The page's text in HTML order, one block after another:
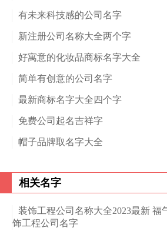
有未来科技感的公司名字
新注册公司名称大全两个字
好寓意的化妆品商标名字大全
简单有创意的公司名字
最新商标名字大全四个字
免费公司起名吉祥字
帽子品牌取名字大全
相关名字
装饰工程公司名称大全2023最新 福
饰工程公司名字